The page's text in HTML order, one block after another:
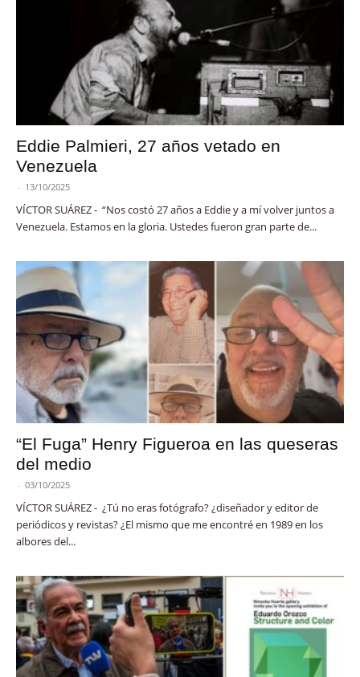
Eddie Palmieri, 27 años vetado en
Venezuela
- 13/10/2025
VÍCTOR SUÁREZ - “Nos costó 27 años a Eddie y a mí volver juntos a
Venezuela. Estamos en la gloria. Ustedes fueron gran parte de...
“El Fuga” Henry Figueroa en las queseras
del medio
- 03/10/2025
VÍCTOR SUÁREZ - ¿Tú no eras fotógrafo? ¿diseñador y editor de
periódicos y revistas? ¿El mismo que me encontré en 1989 en los
albores del...